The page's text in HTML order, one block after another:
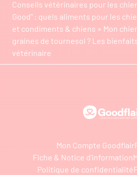
Conseils vétérinaires pour les
Good" : quels aliments pour les
et condiments & chiens » Mon
graines de tournesol ? Les
vétérinaire
Goodflair
Mon Compte Goodflair
Fiche & Notice d’information
Politique de confidentialité